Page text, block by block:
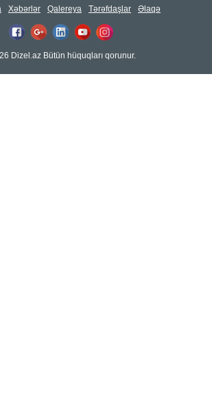
Xəbərlər Qalereya Tərəfdaşlar Əlaqə
Dizel.az Bütün hüquqları qorunur.